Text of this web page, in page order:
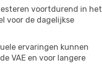
voortdurend in het
voor de dagelijkse
ervaringen kunnen
VAE en voor langere